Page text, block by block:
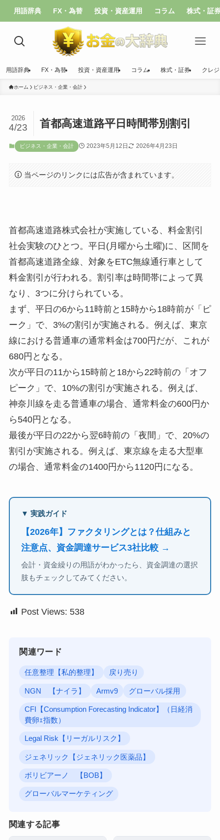
用語辞典 FX・為替 投資・資産運用 コラム 株式・証
用語辞典 FX・為替 投資・資産運用 コラム 株式・証券 クレ
ホーム ビジネス・企業・会計
首都高速道路平日時間帯別割引
2026
4/23
ビジネス・企業・会計 2023年5月12日 2026年4月23日
当ページのリンクには広告が含まれています。
首都高速道路株式会社が実施している、料金割引
社会実験のひとつ。平日(月曜から土曜)に、区間を
首都高速道路全線、対象をETC無線通行車として
料金割引が行われる。割引率は時間帯によって異
なり、3つに分けられている。
まず、平日の6から11時前と15時から18時前が「ピ
ーク」で、3%の割引が実施される。例えば、東京
線における普通車の通常料金は700円だが、これが
680円となる。
次が平日の11から15時前と18から22時前の「オフ
ピーク」で、10%の割引が実施される。例えば、
神奈川線を走る普通車の場合、通常料金の600円か
ら540円となる。
最後が平日の22から翌6時前の「夜間」で、20%の
割引が実施される。例えば、東京線を走る大型車
の場合、通常料金の1400円から1120円になる。
▼ 実践ガイド
【2026年】ファクタリングとは？仕組みと
注意点、資金調達サービス3社比較 →
会計・資金繰りの用語がわかったら、資金調達の選択
肢もチェックしてみてください。
Post Views: 538
関連ワード
任意整理【私的整理】 戻り売り
NGN 【ナイラ】 Armv9 グローバル採用
CFI【Consumption Forecasting Indicator】（日経消
費卵ｪ指数）
Legal Risk【リーガルリスク】
ジェネリック【ジェネリック医薬品】
ボリビアーノ 【BOB】
グローバルマーケティング
関連する記事